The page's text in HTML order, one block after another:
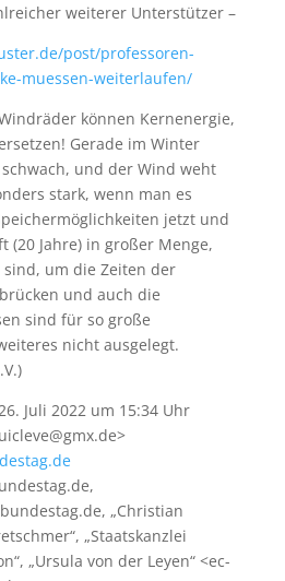
weiterer Unterstützer –
post/professoren-
muessen-weiterlaufen/
können Kernenergie,
Gerade im Winter
und der Wind weht
stark, wenn man es
jetzt und
(20 Jahre) in großer Menge,
um die Zeiten der
und auch die
sind für so große
nicht ausgelegt.
Juli 2022 um 15:34 Uhr
„Christian
„Staatskanzlei
„Ursula von der Leyen“ <ec-